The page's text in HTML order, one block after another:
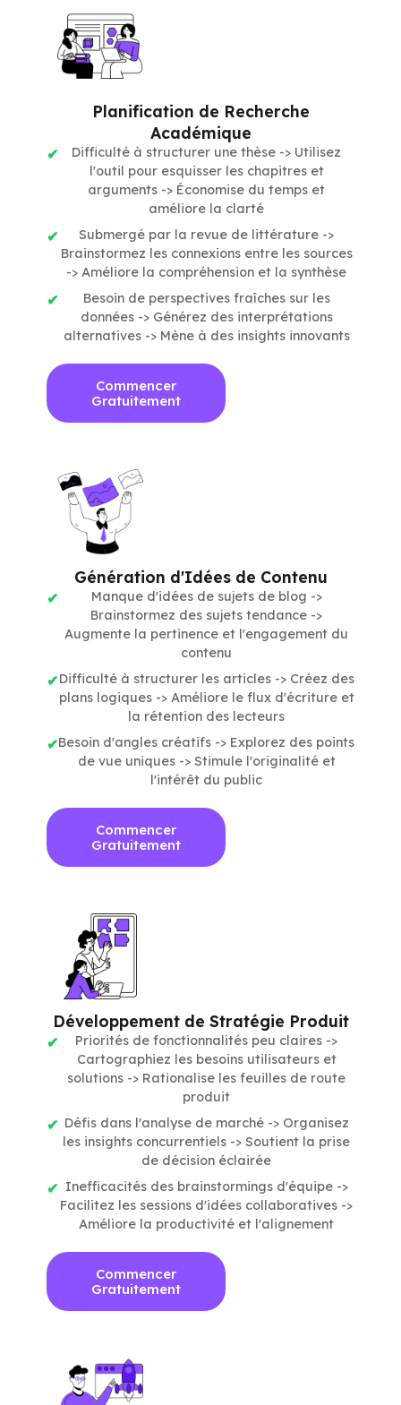
Planification de Recherche
Académique
Difficulté à structurer une thèse -> Utilisez
l'outil pour esquisser les chapitres et
arguments -> Économise du temps et
améliore la clarté
Submergé par la revue de littérature ->
Brainstormez les connexions entre les sources
-> Améliore la compréhension et la synthèse
Besoin de perspectives fraîches sur les
données -> Générez des interprétations
alternatives -> Mène à des insights innovants
Commencer
Gratuitement
Génération d'Idées de Contenu
Manque d'idées de sujets de blog ->
Brainstormez des sujets tendance ->
Augmente la pertinence et l'engagement du
contenu
Difficulté à structurer les articles -> Créez des
plans logiques -> Améliore le flux d'écriture et
la rétention des lecteurs
Besoin d'angles créatifs -> Explorez des points
de vue uniques -> Stimule l'originalité et
l'intérêt du public
Commencer
Gratuitement
Développement de Stratégie Produit
Priorités de fonctionnalités peu claires ->
Cartographiez les besoins utilisateurs et
solutions -> Rationalise les feuilles de route
produit
Défis dans l'analyse de marché -> Organisez
les insights concurrentiels -> Soutient la prise
de décision éclairée
Inefficacités des brainstormings d'équipe ->
Facilitez les sessions d'idées collaboratives ->
Améliore la productivité et l'alignement
Commencer
Gratuitement